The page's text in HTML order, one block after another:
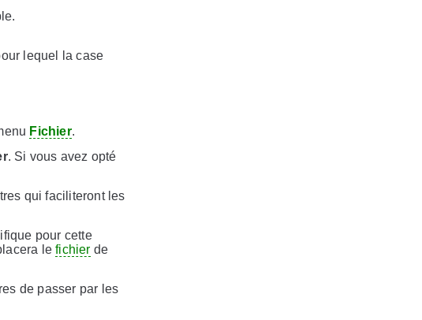
lequel la case
Fichier.
. Si vous avez opté
qui faciliteront les
pour cette
lefichier de
de passer par les